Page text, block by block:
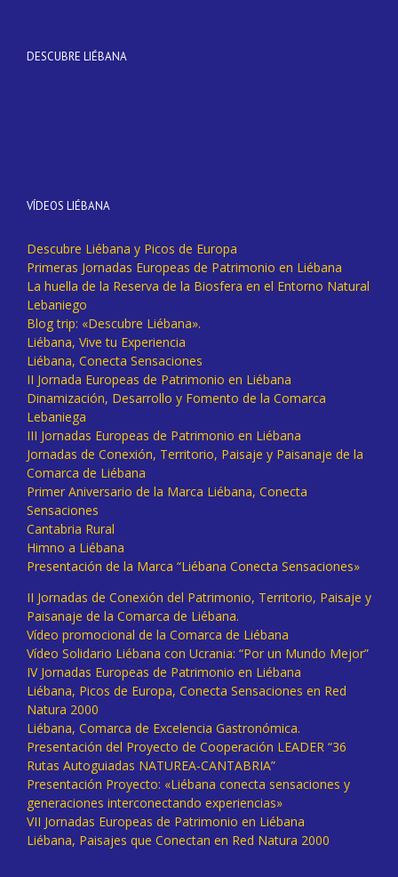
DESCUBRE LIÉBANA
VÍDEOS LIÉBANA
Descubre Liébana y Picos de Europa
Primeras Jornadas Europeas de Patrimonio en Liébana
La huella de la Reserva de la Biosfera en el Entorno Natural
Lebaniego
Blog trip: «Descubre Liébana».
Liébana, Vive tu Experiencia
Liébana, Conecta Sensaciones
II Jornada Europeas de Patrimonio en Liébana
Dinamización, Desarrollo y Fomento de la Comarca
Lebaniega
III Jornadas Europeas de Patrimonio en Liébana
Jornadas de Conexión, Territorio, Paisaje y Paisanaje de la
Comarca de Liébana
Primer Aniversario de la Marca Liébana, Conecta
Sensaciones
Cantabria Rural
Himno a Liébana
Presentación de la Marca “Liébana Conecta Sensaciones»
II Jornadas de Conexión del Patrimonio, Territorio, Paisaje y
Paisanaje de la Comarca de Liébana.
Vídeo promocional de la Comarca de Liébana
Vídeo Solidario Liébana con Ucrania: “Por un Mundo Mejor”
IV Jornadas Europeas de Patrimonio en Liébana
Liébana, Picos de Europa, Conecta Sensaciones en Red
Natura 2000
Liébana, Comarca de Excelencia Gastronómica.
Presentación del Proyecto de Cooperación LEADER “36
Rutas Autoguiadas NATUREA-CANTABRIA”
Presentación Proyecto: «Liébana conecta sensaciones y
generaciones interconectando experiencias»
VII Jornadas Europeas de Patrimonio en Liébana
Liébana, Paisajes que Conectan en Red Natura 2000